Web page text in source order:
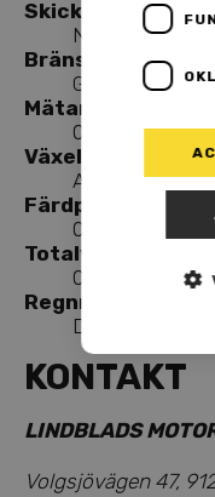
Skick
New
Bränsle
Gasoline
Mätarställning
0 KMT
Växellåda
Automatic
Färdplatser
0
Totalvikt
0 KG
Regnr
DBN51Y
KONTAKT
LINDBLADS
Volgsjövägen 47,